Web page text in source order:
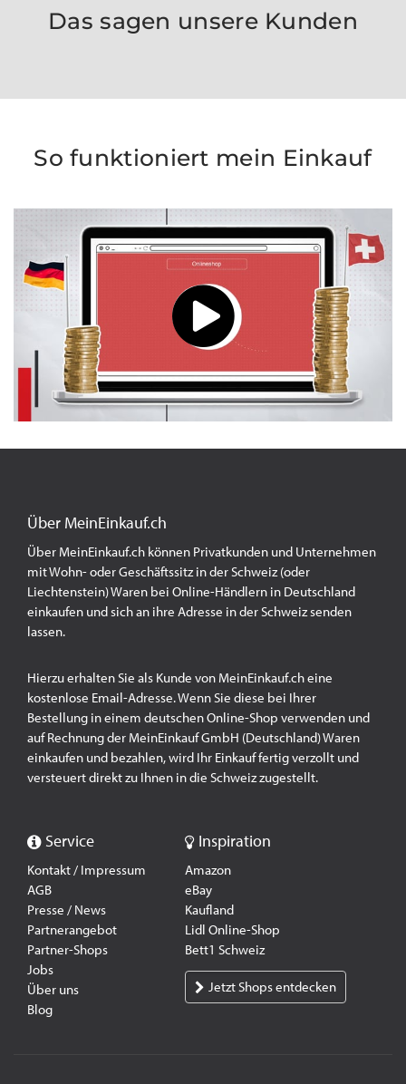
Das sagen unsere Kunden
So funktioniert mein Einkauf
Über MeinEinkauf.ch
Über MeinEinkauf.ch können Privatkunden und Unternehmen
mit Wohn- oder Geschäftssitz in der Schweiz (oder
Liechtenstein) Waren bei Online-Händlern in Deutschland
einkaufen und sich an ihre Adresse in der Schweiz senden
lassen.
Hierzu erhalten Sie als Kunde von MeinEinkauf.ch eine
kostenlose Email-Adresse. Wenn Sie diese bei Ihrer
Bestellung in einem deutschen Online-Shop verwenden und
auf Rechnung der MeinEinkauf GmbH (Deutschland) Waren
einkaufen und bezahlen, wird Ihr Einkauf fertig verzollt und
versteuert direkt zu Ihnen in die Schweiz zugestellt.
Service
Kontakt / Impressum
AGB
Presse / News
Partnerangebot
Partner-Shops
Jobs
Über uns
Blog
Inspiration
Amazon
eBay
Kaufland
Lidl Online-Shop
Bett1 Schweiz
Jetzt Shops entdecken